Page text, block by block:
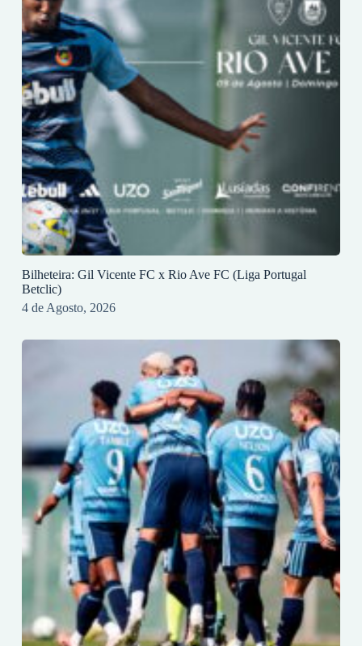
Bilheteira: Gil Vicente FC x Rio Ave FC (Liga Portugal
Betclic)
4 de Agosto, 2026